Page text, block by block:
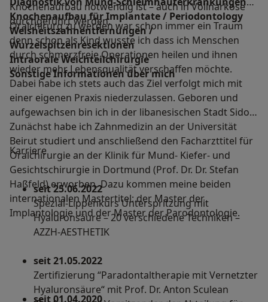
Knochenaufbau notwendig ist – auch in Vollnarkose
durchgeführt werden.
Knochenaufbau für Implantate / Periodontology
Weisheitszahnentfernungen /
Wurzelspitzenresektionen
Intraorale Weichteilchirurgie
Sonstige Informationen über mich
Oralchirurg zu werden war schon immer ein Traum
denn schon als Kind wusste ich dass ich Menschen
durch schmerzfreie Operationen heilen und ihnen
wieder mehr Lebensqualität verschaffen möchte.
Dabei habe ich stets auch das Ziel verfolgt mich mit
einer eigenen Praxis niederzulassen. Geboren und
aufgewachsen bin ich in der libanesischen Stadt Sidon.
Zunächst habe ich Zahnmedizin an der Universität
Beirut studiert und anschließend den Facharzttitel für
Oralchirurgie an der Klinik für Mund- Kiefer- und
Gesichtschirurgie in Dortmund (Prof. Dr. Dr. Stefan
Haßfeld) erworben. Dazu kommen meine beiden
internationalen Mastertitel: der Master der
Implantologie und der Master der Parodontologie.
Karriere
seit 25.06.2022
Spezial-Lippenkurs Unterspritzung mit
Hyaluronsäure – 20 verschiedene Techniken –
AZZH-AESTHETIK
seit 21.05.2022
Zertifizierung “Paradontaltherapie mit Vernetzter
Hyaluronsäure“ mit Prof. Dr. Anton Sculean
seit 01.04.2020